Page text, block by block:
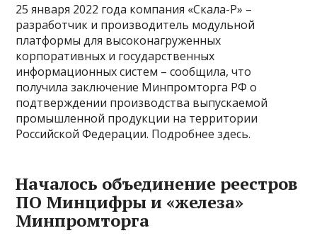
25 января 2022 года компания «Скала-Р» –
разработчик и производитель модульной
платформы для высоконагруженных
корпоративных и государственных
информационных систем – сообщила, что
получила заключение Минпромторга РФ о
подтверждении производства выпускаемой
промышленной продукции на территории
Российской Федерации. Подробнее здесь.
Началось объединение реестров
ПО Минцифры и «железа»
Минпромторга